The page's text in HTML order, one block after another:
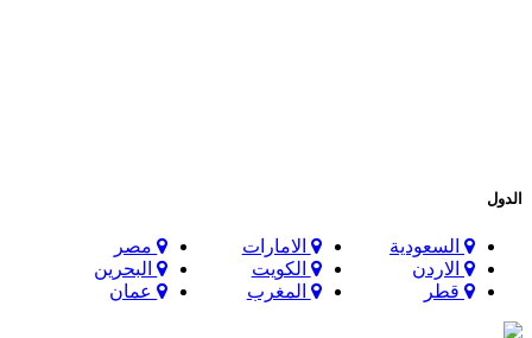
الدول
السعودية الامارات
مصر
الاردن
الكويت
البحرين
قطر
المغرب عمان